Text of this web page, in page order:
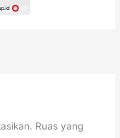
Ruas yang